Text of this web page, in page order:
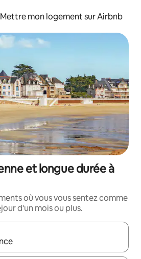
Mettre mon logement sur Airbnb
et longue durée à
où vous vous sentez comme
d'un mois ou plus.
utilisez les flèches vers le